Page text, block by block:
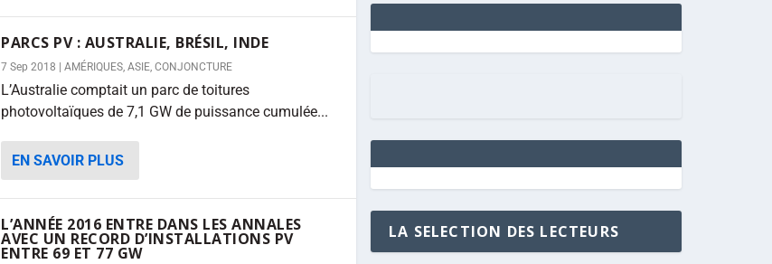
PARCS PV : AUSTRALIE, BRÉSIL, INDE
7 Sep 2018 AMÉRIQUES, ASIE, CONJONCTURE
L’Australie comptait un parc de toitures
photovoltaïques de 7,1 GW de puissance cumulée...
EN SAVOIR PLUS
L’ANNÉE 2016 ENTRE DANS LES ANNALES
AVEC UN RECORD D’INSTALLATIONS PV
ENTRE 69 ET 77 GW
LA SELECTION DES LECTEURS